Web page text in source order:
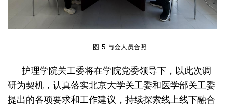
图 5 与会人员合照
护理学院关工委将在学院党委领导下，以此次调
研为契机，认真落实北京大学关工委和医学部关工委
提出的各项要求和工作建议，持续探索线上线下融合